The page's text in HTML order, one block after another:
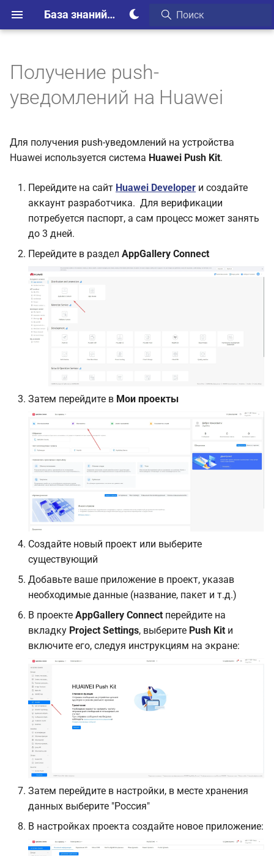
База знаний Webim
Получение push-
уведомлений на Huawei
Для получения push-уведомлений на устройства
Huawei используется система Huawei Push Kit.
Перейдите на сайт Huawei Developer и создайте
аккаунт разработчика. Для верификации
потребуется паспорт, а сам процесс может занять
до 3 дней.
Перейдите в раздел AppGallery Connect
Затем перейдите в Мои проекты
Создайте новый проект или выберите
существующий
Добавьте ваше приложение в проект, указав
необходимые данные (название, пакет и т.д.)
В проекте AppGallery Connect перейдите на
вкладку Project Settings, выберите Push Kit и
включите его, следуя инструкциям на экране:
Затем перейдите в настройки, в месте хранения
данных выберите "Россия"
В настройках проекта создайте новое приложение: